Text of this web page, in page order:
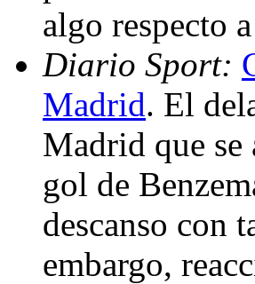
algo respecto
Diario Sport:
Madrid. El
Madrid que se
gol de
descanso con
embargo,